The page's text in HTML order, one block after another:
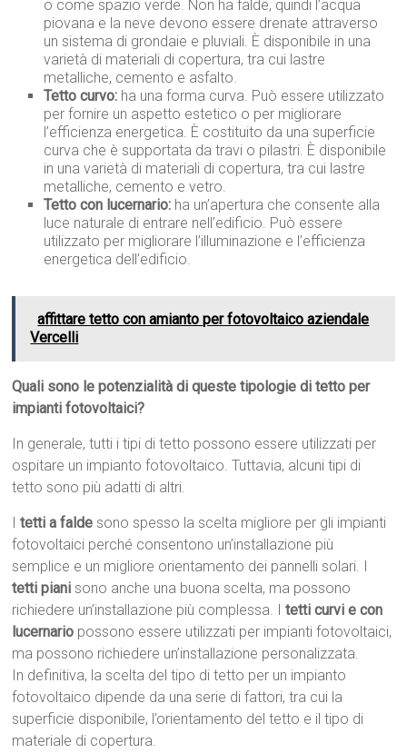
o come spazio verde. Non ha falde, quindi l’acqua
piovana e la neve devono essere drenate attraverso
un sistema di grondaie e pluviali. È disponibile in una
varietà di materiali di copertura, tra cui lastre
metalliche, cemento e asfalto.
Tetto curvo: ha una forma curva. Può essere utilizzato
per fornire un aspetto estetico o per migliorare
l’efficienza energetica. È costituito da una superficie
curva che è supportata da travi o pilastri. È disponibile
in una varietà di materiali di copertura, tra cui lastre
metalliche, cemento e vetro.
Tetto con lucernario: ha un’apertura che consente alla
luce naturale di entrare nell’edificio. Può essere
utilizzato per migliorare l’illuminazione e l’efficienza
energetica dell’edificio.
affittare tetto con amianto per fotovoltaico aziendale
Vercelli
Quali sono le potenzialità di queste tipologie di tetto per
impianti fotovoltaici?
In generale, tutti i tipi di tetto possono essere utilizzati per
ospitare un impianto fotovoltaico. Tuttavia, alcuni tipi di
tetto sono più adatti di altri.
Itetti a falde sono spesso la scelta migliore per gli impianti
fotovoltaici perché consentono un’installazione più
semplice e un migliore orientamento dei pannelli solari. I
tetti piani sono anche una buona scelta, ma possono
richiedere un’installazione più complessa. Itetti curvi e con
lucernario possono essere utilizzati per impianti fotovoltaici,
ma possono richiedere un’installazione personalizzata.
In definitiva, la scelta del tipo di tetto per un impianto
fotovoltaico dipende da una serie di fattori, tra cui la
superficie disponibile, l’orientamento del tetto e il tipo di
materiale di copertura.